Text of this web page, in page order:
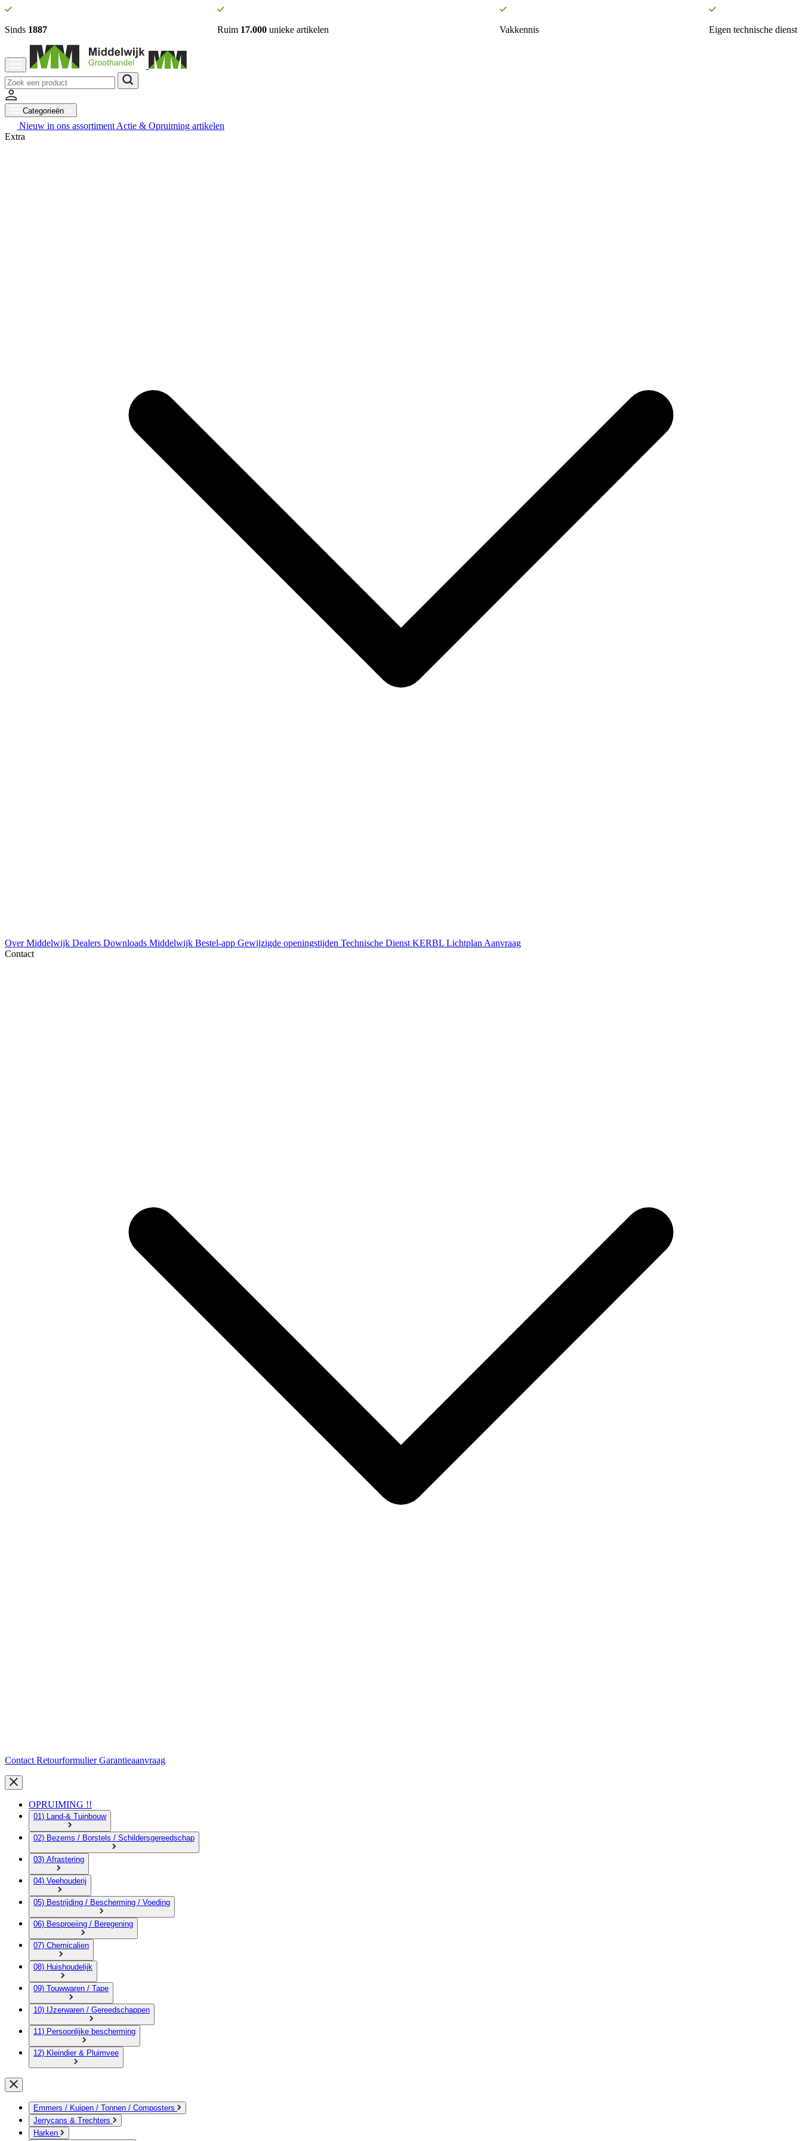
Sinds 1887 Ruim 17.000 unieke artikelen Vakkennis Eigen technische dienst
Categorieën
Nieuw in ons assortiment Actie & Opruiming artikelen
Extra
Over Middelwijk Dealers Downloads Middelwijk Bestel-app Gewijzigde openingstijden Technische Dienst KERBL Lichtplan Aanvraag
Contact
Contact RetourformulierGarantieaanvraag
OPRUIMING !!
01) Land-& Tuinbouw
02) Bezems / Borstels / Schildersgereedschap
03) Afrastering
04) Veehouderij
05) Bestrijding / Bescherming / Voeding
06) Besproeiing / Beregening
07) Chemicalien
08) Huishoudelijk
09) Touwwaren / Tape
10) IJzerwaren / Gereedschappen
11) Persoonlijke bescherming
12) Kleindier & Pluimvee
Emmers / Kuipen / Tonnen / Composters
Jerrycans & Trechters
Harken